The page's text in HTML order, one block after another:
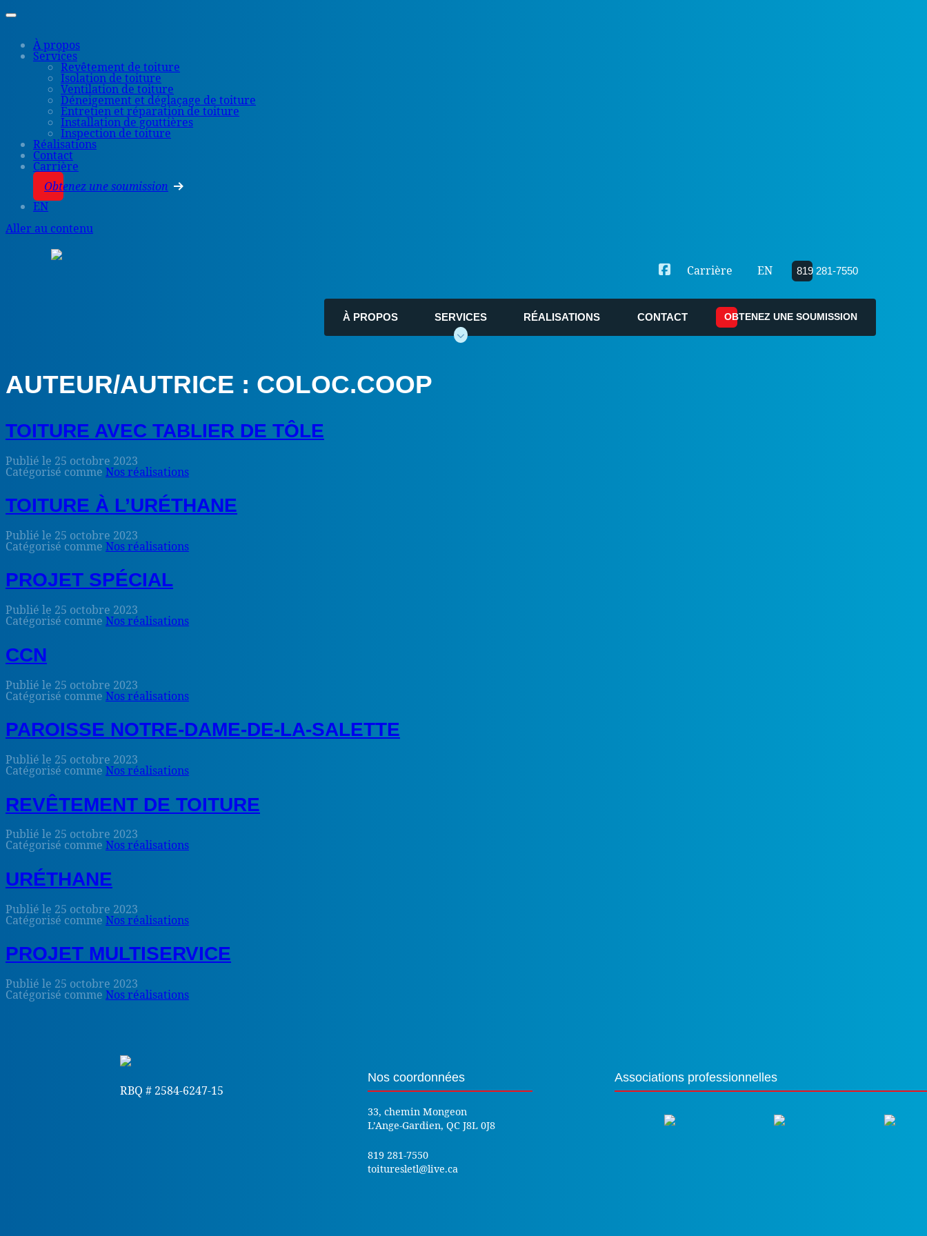
À propos
Services
Revêtement de toiture
Isolation de toiture
Ventilation de toiture
Déneigement et déglaçage de toiture
Entretien et réparation de toiture
Installation de gouttières
Inspection de toiture
Réalisations
Contact
Carrière
Obtenez une soumission
EN
Aller au contenu
Carrière EN 819 281-7550
À PROPOS SERVICES RÉALISATIONS CONTACT OBTENEZ UNE SOUMISSION
AUTEUR/AUTRICE : COLOC.COOP
TOITURE AVEC TABLIER DE TÔLE
Publié le 25 octobre 2023
Catégorisé comme Nos réalisations
TOITURE À L’URÉTHANE
Publié le 25 octobre 2023
Catégorisé comme Nos réalisations
PROJET SPÉCIAL
Publié le 25 octobre 2023
Catégorisé comme Nos réalisations
CCN
Publié le 25 octobre 2023
Catégorisé comme Nos réalisations
PAROISSE NOTRE-DAME-DE-LA-SALETTE
Publié le 25 octobre 2023
Catégorisé comme Nos réalisations
REVÊTEMENT DE TOITURE
Publié le 25 octobre 2023
Catégorisé comme Nos réalisations
URÉTHANE
Publié le 25 octobre 2023
Catégorisé comme Nos réalisations
PROJET MULTISERVICE
Publié le 25 octobre 2023
Catégorisé comme Nos réalisations
RBQ # 2584-6247-15
Nos coordonnées
33, chemin Mongeon
L’Ange-Gardien, QC J8L 0J8
819 281-7550
toituresletl@live.ca
Associations professionnelles